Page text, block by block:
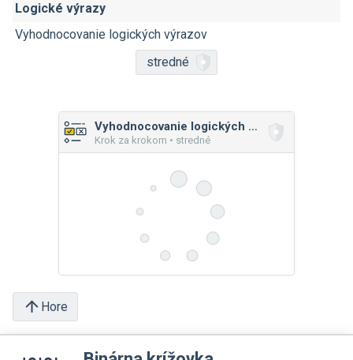
Logické výrazy
Vyhodnocovanie logických výrazov
stredné
Vyhodnocovanie logických výrazov
Krok za krokom • stredné
Hore